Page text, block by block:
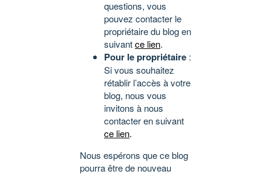
questions, vous
pouvez contacter le
propriétaire du blog en
suivantce lien.
Pour le propriétaire :
Si vous souhaitez
rétablir l’accès à votre
blog, nous vous
invitons à nous
contacter en suivant
ce lien.
Nous espérons que ce blog
pourra être de nouveau